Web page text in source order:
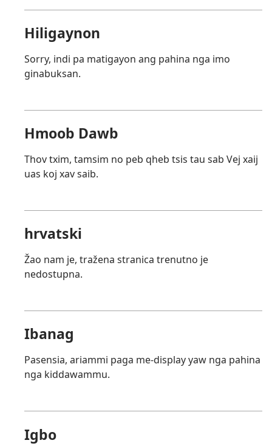
Hiligaynon
Sorry, indi pa matigayon ang pahina nga imo
ginabuksan.
Hmoob Dawb
Thov txim, tamsim no peb qheb tsis tau sab Vej xaij
uas koj xav saib.
hrvatski
Žao nam je, tražena stranica trenutno je
nedostupna.
Ibanag
Pasensia, ariammi paga me-display yaw nga pahina
nga kiddawammu.
Igbo